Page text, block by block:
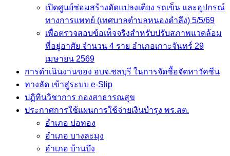
เปิดศูนย์ซ่อมสร้างดัดแปลงเตียง รถเข็น และอุปกรณ์
ทางการแพทย์ (เทศบาลตำบลหนองตำลึง) 5/5/69
เพื่อตรวจสอบข้อเท็จจริงสำหรับปรับสภาพแวดล้อม
ที่อยู่อาศัย จำนวน 4 ราย อำเภอเกาะจันทร์ 29
เมษายน 2569
การดำเนินงานของ อบจ.ชลบุรี ในการจัดซื้อจัดหาวัคซีน
ทางลัด เข้าสู่ระบบ e-Slip
ปฏิทินวิชาการ กองสาธารณสุข
ประกาศการใช้แผนการใช้จ่ายเงินบำรุง พร.สต.
อำเภอ บ่อทอง
อำเภอ บางละมุง
อำเภอ บ้านบึง